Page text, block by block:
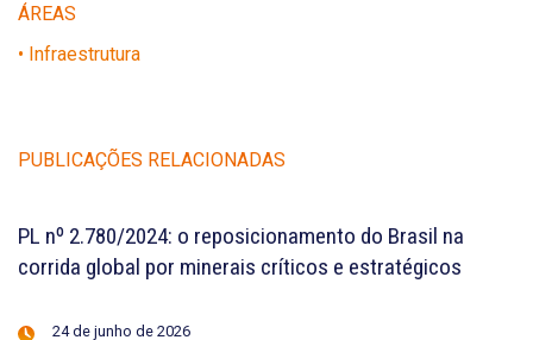
ÁREAS
• Infraestrutura
PUBLICAÇÕES RELACIONADAS
PL nº 2.780/2024: o reposicionamento do Brasil na
corrida global por minerais críticos e estratégicos
24 de junho de 2026